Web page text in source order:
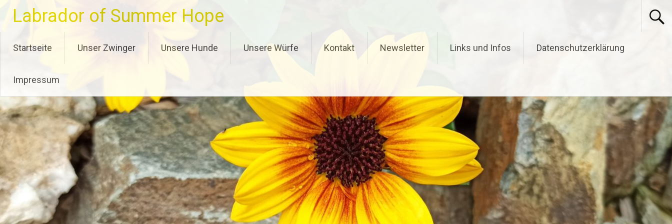
springen
Labrador of Summer Hope
Startseite Unser Zwinger Unsere Hunde Unsere Würfe Kontakt Newsletter Links und Infos Datenschutzerklärung
Impressum